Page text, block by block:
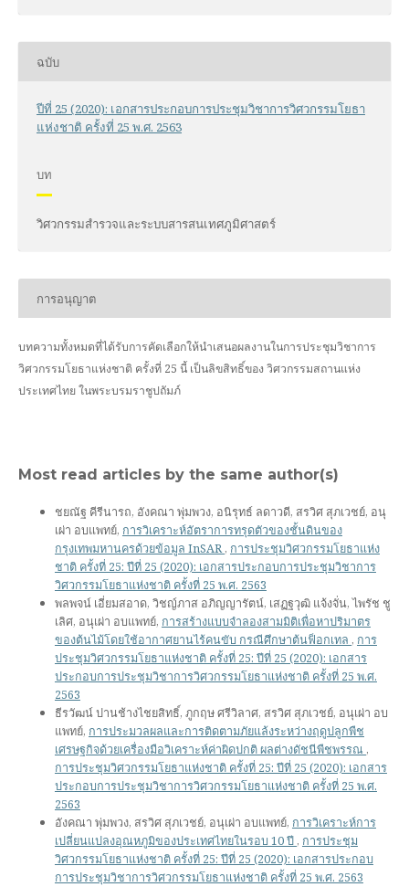
ฉบับ
ปีที่ 25 (2020): เอกสารประกอบการประชุมวิชาการวิศวกรรมโยธา
แห่งชาติ ครั้งที่ 25 พ.ศ. 2563
บท
วิศวกรรมสำรวจและระบบสารสนเทศภูมิศาสตร์
การอนุญาต
บทความทั้งหมดที่ได้รับการคัดเลือกให้นำเสนอผลงานในการประชุมวิชาการ
วิศวกรรมโยธาแห่งชาติ ครั้งที่ 25 นี้ เป็นลิขสิทธิ์ของวิศวกรรมสถานแห่ง
ประเทศไทย ในพระบรมราชูปถัมภ์
Most read articles by the same author(s)
ชยณัฐ คีรีนารถ, อังคณา พุ่มพวง, อนิรุทธ์ ลดาวดี, สรวิศ สุภเวชย์, อนุ
เผ่า อบแพทย์, การวิเคราะห์อัตราการทรุดตัวของชั้นดินของ
กรุงเทพมหานครด้วยข้อมูล InSAR, การประชุมวิศวกรรมโยธาแห่ง
ชาติ ครั้งที่ 25: ปีที่ 25 (2020): เอกสารประกอบการประชุมวิชาการ
วิศวกรรมโยธาแห่งชาติ ครั้งที่ 25 พ.ศ. 2563
พลพจน์ เอี่ยมสอาด, วิชญ์ภาส อภิญญารัตน์, เสฏฐวุฒิ แจ้งจั่น, ไพรัช ชู
เลิศ, อนุเผ่า อบแพทย์, การสร้างแบบจำลองสามมิติเพื่อหาปริมาตร
ของต้นไม้โดยใช้อากาศยานไร้คนขับ กรณีศึกษาต้นฟ็อกเทล , การ
ประชุมวิศวกรรมโยธาแห่งชาติ ครั้งที่ 25: ปีที่ 25 (2020): เอกสาร
ประกอบการประชุมวิชาการวิศวกรรมโยธาแห่งชาติ ครั้งที่ 25 พ.ศ.
2563
ธีรวัฒน์ ปานช้างไชยสิทธิ์, ภูกฤษ ศรีวิลาศ, สรวิศ สุภเวชย์, อนุเผ่า อบ
แพทย์, การประมวลผลและการติดตามภัยแล้งระหว่างฤดูปลูกพืช
เศรษฐกิจด้วยเครื่องมือวิเคราะห์ค่าผิดปกติ ผลต่างดัชนีพืชพรรณ ,
การประชุมวิศวกรรมโยธาแห่งชาติ ครั้งที่ 25: ปีที่ 25 (2020): เอกสาร
ประกอบการประชุมวิชาการวิศวกรรมโยธาแห่งชาติ ครั้งที่ 25 พ.ศ.
2563
อังคณา พุ่มพวง, สรวิศ สุภเวชย์, อนุเผ่า อบแพทย์, การวิเคราะห์การ
เปลี่ยนแปลงอุณหภูมิของประเทศไทยในรอบ 10 ปี , การประชุม
วิศวกรรมโยธาแห่งชาติ ครั้งที่ 25: ปีที่ 25 (2020): เอกสารประกอบ
การประชุมวิชาการวิศวกรรมโยธาแห่งชาติ ครั้งที่ 25 พ.ศ. 2563